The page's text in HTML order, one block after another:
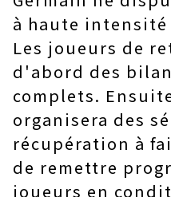
à haute
Les joueurs de
d'abord des
complets.
organisera des
récupération à
de remettre
joueurs en